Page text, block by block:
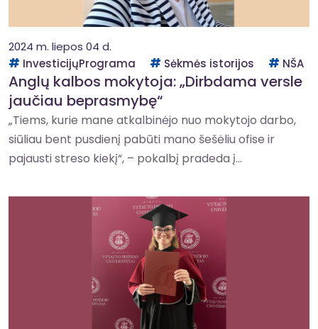
2024 m. liepos 04 d.
InvesticijųPrograma
Sėkmės istorijos NŠA
Anglų kalbos mokytoja: „Dirbdama versle
jaučiau beprasmybę“
„Tiems, kurie mane atkalbinėjo nuo mokytojo darbo,
siūliau bent pusdienį pabūti mano šešėliu ofise ir
pajausti streso kiekį“, – pokalbį pradeda į...